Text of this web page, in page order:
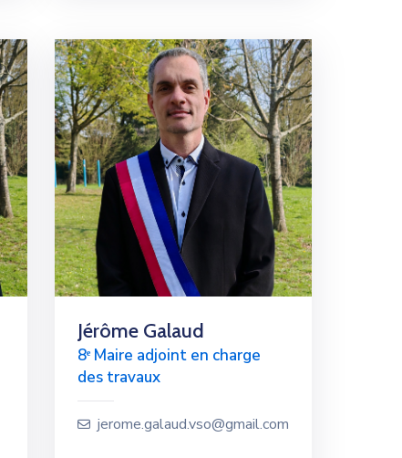
Jérôme Galaud
8ᵉ Maire adjoint en charge
des travaux
jerome.galaud.vso@gmail.com